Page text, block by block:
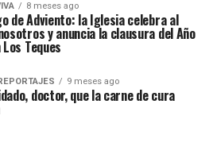
8 meses ago
de Adviento: la Iglesia celebra al
y anuncia la clausura del Año
Teques
9 meses ago
doctor, que la carne de cura